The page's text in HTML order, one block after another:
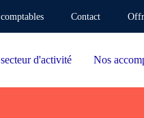
Contact
d'activité Nos